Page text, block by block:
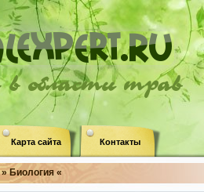
области трав
Карта сайта Контакты
» Биология «